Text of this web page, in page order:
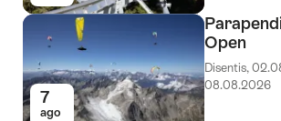
7
ago
Open
Disentis,
08.08.2026